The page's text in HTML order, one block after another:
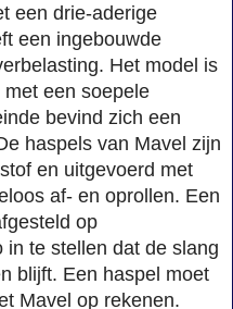
een drie-aderige
een ingebouwde
Het model is
een soepele
bevind zich een
haspels van Mavel zijn
en uitgevoerd met
af- en oprollen. Een
op
in te stellen dat de slang
blijft. Een haspel moet
Mavel op rekenen.